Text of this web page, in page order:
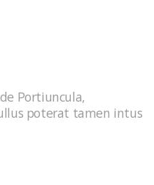
Portiuncula,
poterat tamen intus